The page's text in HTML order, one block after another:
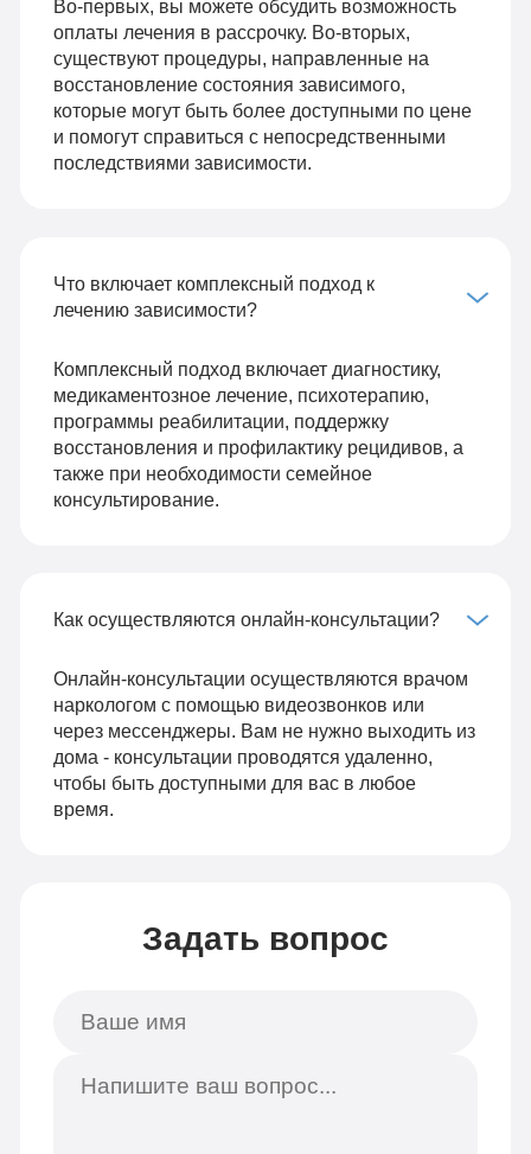
Во-первых, вы можете обсудить возможность
оплаты лечения в рассрочку. Во-вторых,
существуют процедуры, направленные на
восстановление состояния зависимого,
которые могут быть более доступными по цене
и помогут справиться с непосредственными
последствиями зависимости.
Что включает комплексный подход к
лечению зависимости?
Комплексный подход включает диагностику,
медикаментозное лечение, психотерапию,
программы реабилитации, поддержку
восстановления и профилактику рецидивов, а
также при необходимости семейное
консультирование.
Как осуществляются онлайн-консультации?
Онлайн-консультации осуществляются врачом
наркологом с помощью видеозвонков или
через мессенджеры. Вам не нужно выходить из
дома - консультации проводятся удаленно,
чтобы быть доступными для вас в любое
время.
Задать вопрос